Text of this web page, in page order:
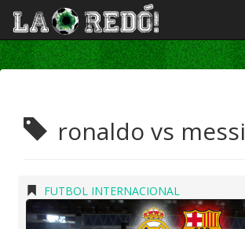
ronaldo vs messi
FUTBOL INTERNACIONAL